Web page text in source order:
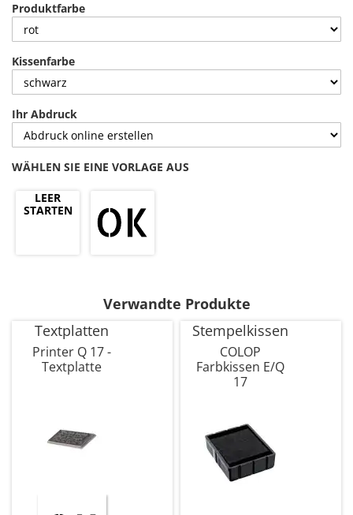
Produktfarbe
Kissenfarbe
Ihr Abdruck
WÄHLEN SIE EINE VORLAGE AUS
LEER
STARTEN
Verwandte Produkte
Textplatten
Printer Q 17 -
Textplatte
Stempelkissen
COLOP
Farbkissen E/Q
17